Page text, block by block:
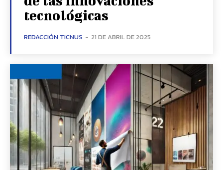
tecnológicas
REDACCIÓN TICNUS - 21 DE ABRIL DE 2025